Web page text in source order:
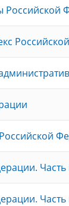
Российской
Часть
Часть